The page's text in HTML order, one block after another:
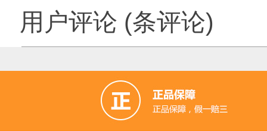
用户评论 (条评论)